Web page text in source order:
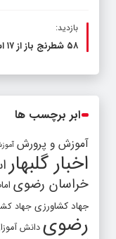
بازدید:
۵۸ شطرنج‌ باز از ۱۷ استان در حال رقابت در گلمکان
ابر برچسب ها
آموزش و پرورش
اخبار گلبهار
خراسان رضوی
جهاد کشاورزی جهاد
رضوی دانش